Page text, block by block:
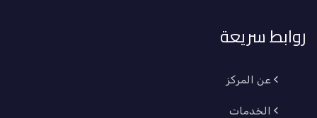
روابط سريعة
عن المركز
الخدمات